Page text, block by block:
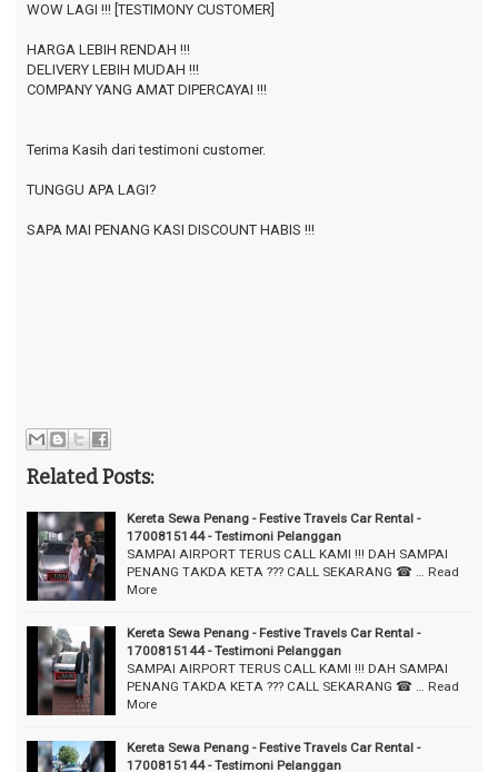
WOW LAGI !!! [TESTIMONY CUSTOMER]
HARGA LEBIH RENDAH !!!
DELIVERY LEBIH MUDAH !!!
COMPANY YANG AMAT DIPERCAYAI !!!
Terima Kasih dari testimoni customer.
TUNGGU APA LAGI?
SAPA MAI PENANG KASI DISCOUNT HABIS !!!
Related Posts:
Kereta Sewa Penang - Festive Travels Car Rental -
1700815144 - Testimoni Pelanggan
SAMPAI AIRPORT TERUS CALL KAMI !!! DAH SAMPAI
PENANG TAKDA KETA ??? CALL SEKARANG ☎ …
Read
More
Kereta Sewa Penang - Festive Travels Car Rental -
1700815144 - Testimoni Pelanggan
SAMPAI AIRPORT TERUS CALL KAMI !!! DAH SAMPAI
PENANG TAKDA KETA ??? CALL SEKARANG ☎ …
Read
More
Kereta Sewa Penang - Festive Travels Car Rental -
1700815144 - Testimoni Pelanggan